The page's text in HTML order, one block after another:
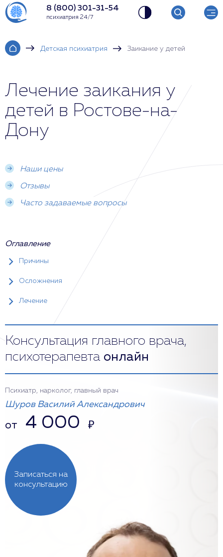
8 (800) 301-31-54
психиатрия 24/7
Детская психиатрия Заикание у детей
Лечение заикания у
детей в Ростове-на-
Дону
Наши цены
Отзывы
Часто задаваемые вопросы
Оглавление
Причины
Осложнения
Лечение
Консультация главного врача,
психотерапевта онлайн
Записаться на
консультацию
Психиатр, нарколог, главный врач
Шуров Василий Александрович
от 4 000 ₽